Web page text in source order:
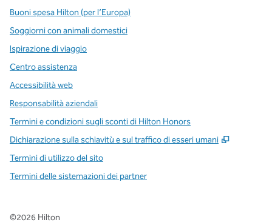
Buoni spesa Hilton (per l’Europa)
Soggiorni con animali domestici
Ispirazione di viaggio
Centro assistenza
Accessibilità web
Responsabilità aziendali
Termini e condizioni sugli sconti di Hilton Honors
Dichiarazione sulla schiavitù e sul traffico di esseri umani
,
Termini di utilizzo del sito
Termini delle sistemazioni dei partner
©2026 Hilton